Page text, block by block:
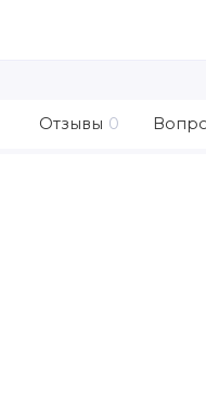
Отзывы 0